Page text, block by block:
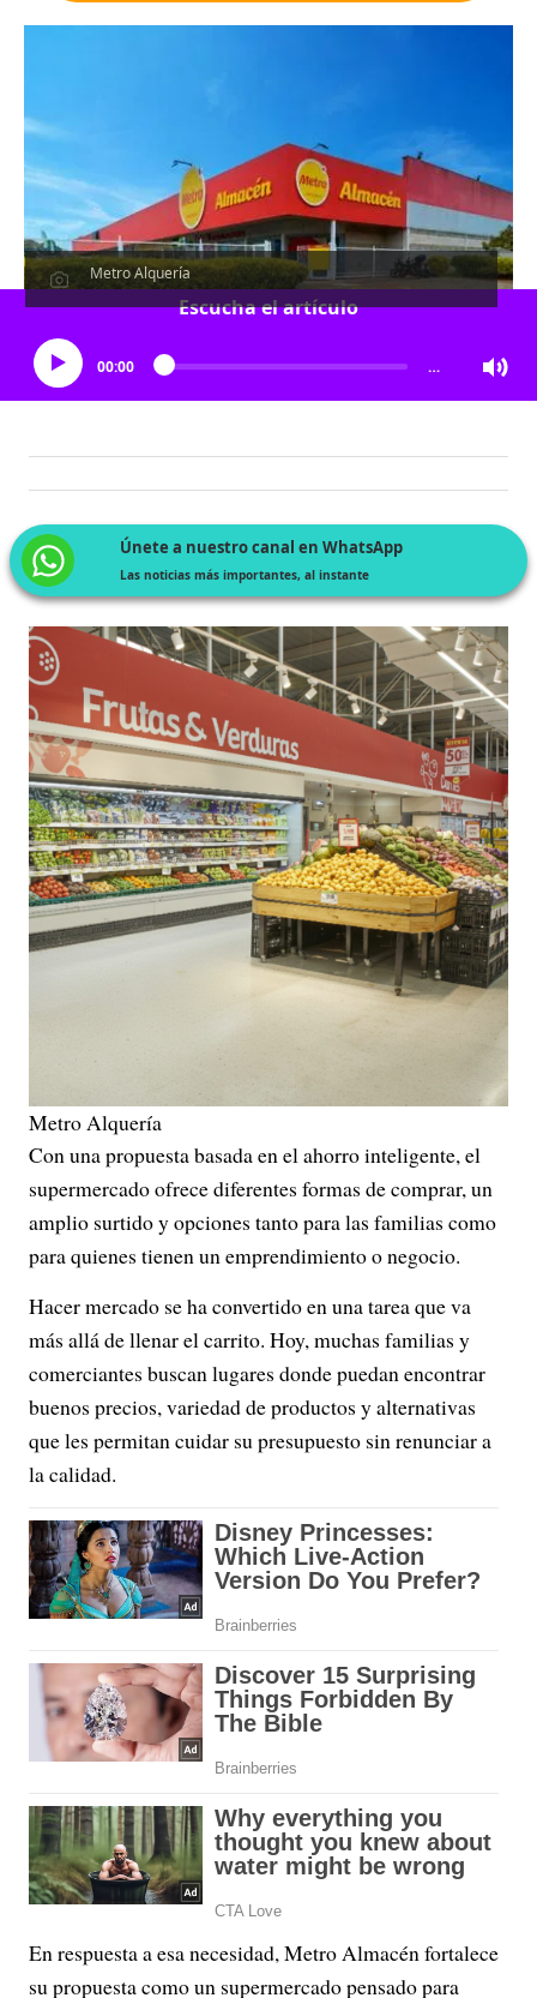
Metro Alquería
Escucha el artículo
00:00 …
Únete a nuestro canal en WhatsApp
Las noticias más importantes, al instante
Metro Alquería
Con una propuesta basada en el ahorro inteligente, el
supermercado ofrece diferentes formas de comprar, un
amplio surtido y opciones tanto para las familias como
para quienes tienen un emprendimiento o negocio.
Hacer mercado se ha convertido en una tarea que va
más allá de llenar el carrito. Hoy, muchas familias y
comerciantes buscan lugares donde puedan encontrar
buenos precios, variedad de productos y alternativas
que les permitan cuidar su presupuesto sin renunciar a
la calidad.
En respuesta a esa necesidad, Metro Almacén fortalece
su propuesta como un supermercado pensado para